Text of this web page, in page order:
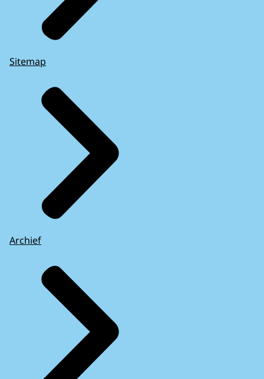
Sitemap
Archief